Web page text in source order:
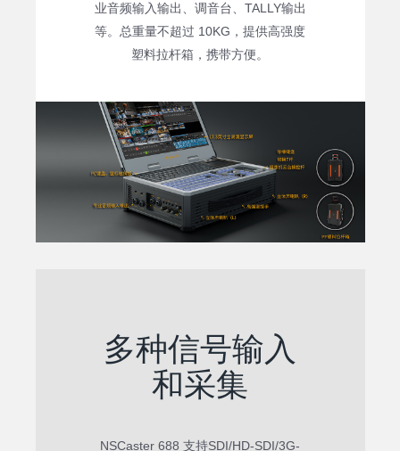
业音频输入输出、调音台、TALLY输出
等。总重量不超过 10KG，提供高强度
塑料拉杆箱，携带方便。
多种信号输入
和采集
NSCaster 688 支持SDI/HD-SDI/3G-